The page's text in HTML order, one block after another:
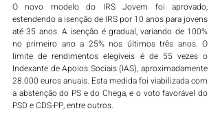
O novo modelo do IRS Jovem foi aprovado,
estendendo a isenção de IRS por 10 anos para jovens
até 35 anos. A isenção é gradual, variando de 100%
no primeiro ano a 25% nos últimos três anos. O
limite de rendimentos elegíveis é de 55 vezes o
Indexante de Apoios Sociais (IAS), aproximadamente
28.000 euros anuais. Esta medida foi viabilizada com
a abstenção do PS e do Chega, e o voto favorável do
PSD e CDS-PP, entre outros.